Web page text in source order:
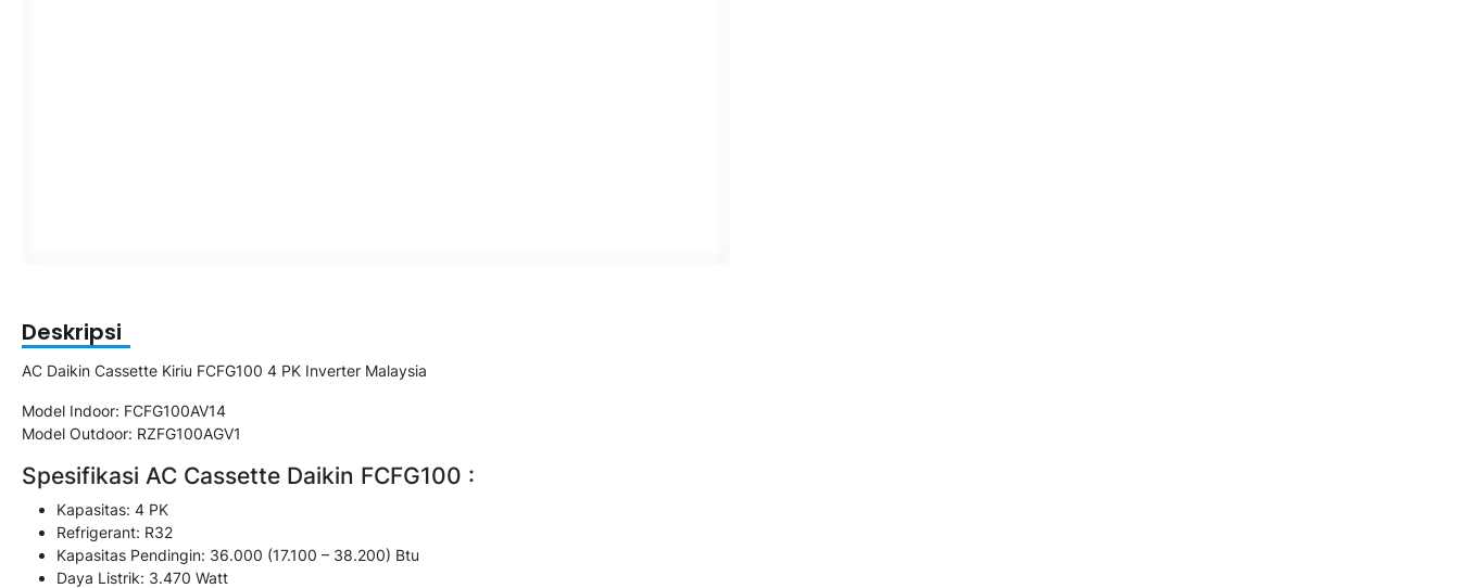
Deskripsi
AC Daikin Cassette Kiriu FCFG100 4 PK Inverter Malaysia
Model Indoor: FCFG100AV14
Model Outdoor: RZFG100AGV1
Spesifikasi AC Cassette Daikin FCFG100 :
Kapasitas: 4 PK
Refrigerant: R32
Kapasitas Pendingin: 36.000 (17.100 – 38.200) Btu
Daya Listrik: 3.470 Watt